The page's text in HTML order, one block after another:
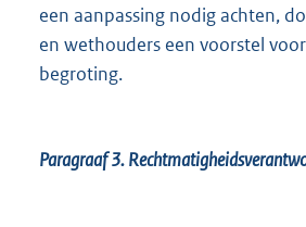
een aanpassing nodig achten,
en wethouders een voorstel
begroting.
Paragraaf 3.